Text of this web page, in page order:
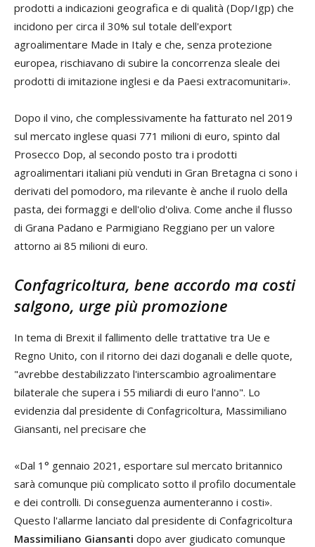
prodotti a indicazioni geografica e di qualità (Dop/Igp) che
incidono per circa il 30% sul totale dell'export
agroalimentare Made in Italy e che, senza protezione
europea, rischiavano di subire la concorrenza sleale dei
prodotti di imitazione inglesi e da Paesi extracomunitari».
Dopo il vino, che complessivamente ha fatturato nel 2019
sul mercato inglese quasi 771 milioni di euro, spinto dal
Prosecco Dop, al secondo posto tra i prodotti
agroalimentari italiani più venduti in Gran Bretagna ci sono i
derivati del pomodoro, ma rilevante è anche il ruolo della
pasta, dei formaggi e dell'olio d'oliva. Come anche il flusso
di Grana Padano e Parmigiano Reggiano per un valore
attorno ai 85 milioni di euro.
Confagricoltura, bene accordo ma costi
salgono, urge più promozione
In tema di Brexit il fallimento delle trattative tra Ue e
Regno Unito, con il ritorno dei dazi doganali e delle quote,
"avrebbe destabilizzato l'interscambio agroalimentare
bilaterale che supera i 55 miliardi di euro l'anno". Lo
evidenzia dal presidente di Confagricoltura, Massimiliano
Giansanti, nel precisare che
«Dal 1° gennaio 2021, esportare sul mercato britannico
sarà comunque più complicato sotto il profilo documentale
e dei controlli. Di conseguenza aumenteranno i costi».
Questo l'allarme lanciato dal presidente di Confagricoltura
Massimiliano Giansanti dopo aver giudicato comunque